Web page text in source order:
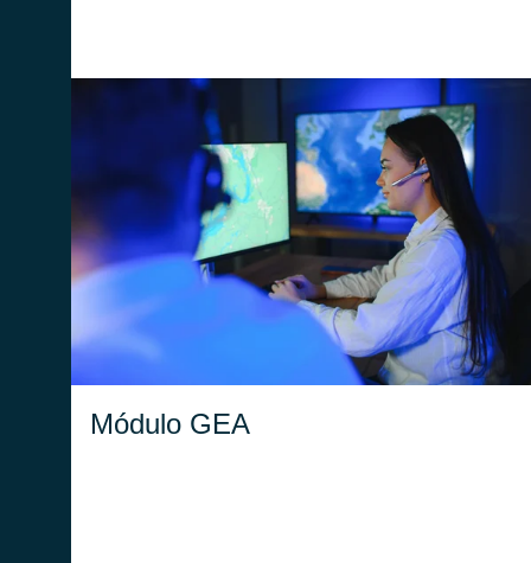
Módulo GEA
Gestión y control de todos los tipos de
análisis relacionados con el Ciclo Hidráulico
Integrado, sistemas de monitoreo de los
mismos con índices en tiempo real y gestión
de la distribución de la información.